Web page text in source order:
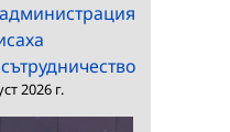
Благодарствено
2026 г.